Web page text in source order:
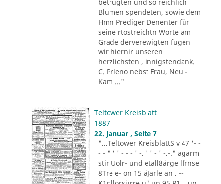
betrugten und so reichlich
Blumen spendeten, sowie dem
Hmn Prediger Denenter für
seine rtostreichtn Worte am
Grade derverewigten fugen
wir hiernir unseren
herzlichsten , innigstendank.
C. Prleno nebst Frau, Neu -
Kam ..."
Teltower Kreisblatt
1887
22. Januar , Seite 7
"...Teltower KreisblattS v 47 '- -
- - " ' ' - - - ' -. ' ' - ' -.-." agarm
stir Uolr- und etall8ärge lfrnse
8Tre e- on 15 äJarle an . --